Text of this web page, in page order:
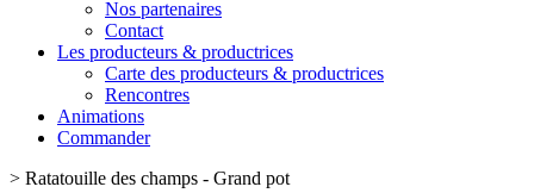
Nos partenaires
Contact
Les producteurs & productrices
Carte des producteurs & productrices
Rencontres
Animations
Commander
> Ratatouille des champs - Grand pot